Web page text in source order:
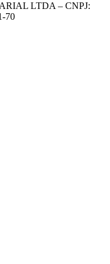
LTDA – CNPJ:
70